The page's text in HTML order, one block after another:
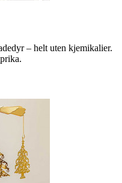
– helt uten kjemikalier.